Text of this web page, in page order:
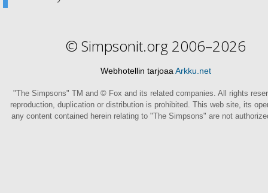
© Simpsonit.org 2006–2026
Webhotellin tarjoaa Arkku.net
"The Simpsons" TM and © Fox and its related companies. All rights
reproduction, duplication or distribution is prohibited. This web site, its
any content contained herein relating to "The Simpsons" are not